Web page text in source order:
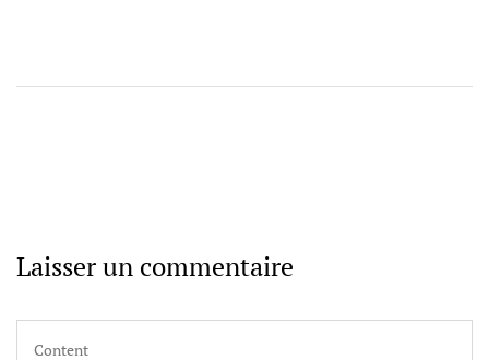
Laisser un commentaire